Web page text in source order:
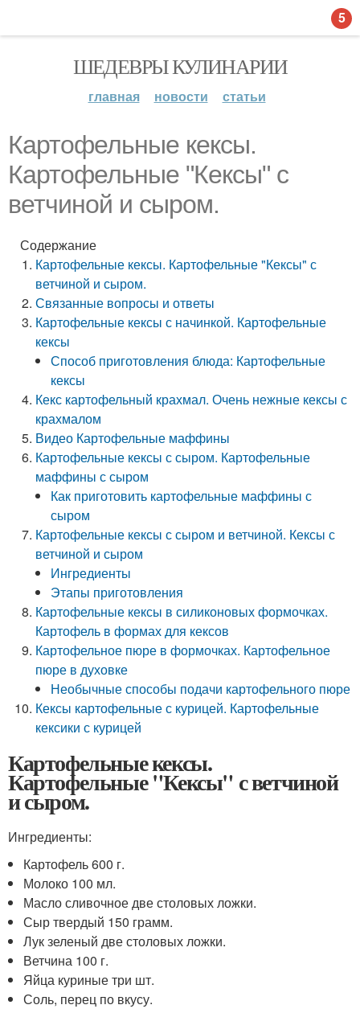
ШЕДЕВРЫ КУЛИНАРИИ
главная новости статьи
Картофельные кексы.
Картофельные "Кексы" с
ветчиной и сыром.
Содержание
Картофельные кексы. Картофельные "Кексы" с
ветчиной и сыром.
Связанные вопросы и ответы
Картофельные кексы с начинкой. Картофельные
кексы
Способ приготовления блюда: Картофельные
кексы
Кекс картофельный крахмал. Очень нежные кексы с
крахмалом
Видео Картофельные маффины
Картофельные кексы с сыром. Картофельные
маффины с сыром
Как приготовить картофельные маффины с
сыром
Картофельные кексы с сыром и ветчиной. Кексы с
ветчиной и сыром
Ингредиенты
Этапы приготовления
Картофельные кексы в силиконовых формочках.
Картофель в формах для кексов
Картофельное пюре в формочках. Картофельное
пюре в духовке
Необычные способы подачи картофельного пюре
Кексы картофельные с курицей. Картофельные
кексики с курицей
Картофельные кексы.
Картофельные "Кексы" с ветчиной
и сыром.
Ингредиенты:
Картофель 600 г.
Молоко 100 мл.
Масло сливочное две столовых ложки.
Сыр твердый 150 грамм.
Лук зеленый две столовых ложки.
Ветчина 100 г.
Яйца куриные три шт.
Соль, перец по вкусу.
5